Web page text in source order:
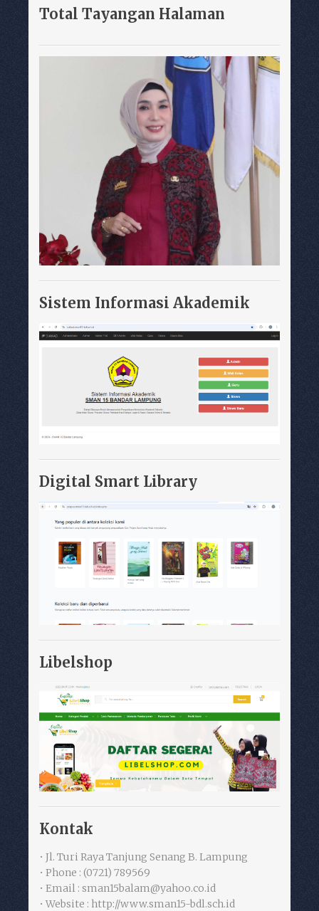
Total Tayangan Halaman
Sistem Informasi Akademik
Digital Smart Library
Libelshop
Kontak
• Jl. Turi Raya Tanjung Senang B. Lampung
• Phone : (0721) 789569
• Email : sman15balam@yahoo.co.id
• Website : http://www.sman15-bdl.sch.id